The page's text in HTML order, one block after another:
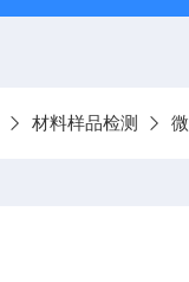
材料样品检测